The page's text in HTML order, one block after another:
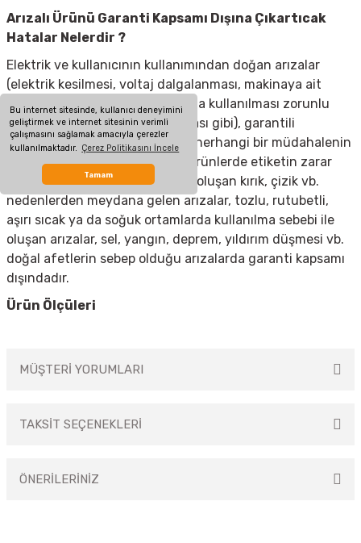
Bu internet sitesinde, kullanıcı deneyimini
geliştirmek ve internet sitesinin verimli
çalışmasını sağlamak amacıyla çerezler
kullanılmaktadır. Çerez Politikasını İncele
Tamam
Arızalı Ürünü Garanti Kapsamı Dışına Çıkartıcak
Hatalar Nelerdir ?
Elektrik ve kullanıcının kullanımından doğan arızalar
(elektrik kesilmesi, voltaj dalgalanması, makinaya ait
olmayan aksesuar takılması yada kullanılması zorunlu
olan aksesuarların kullanılmaması gibi), garantili
ürünlerde yetkili servis dışında herhangi bir müdahalenin
yapılması, garanti etiketi olan ürünlerde etiketin zarar
görmesi, cihazın dış yüzeyinde oluşan kırık, çizik vb.
nedenlerden meydana gelen arızalar, tozlu, rutubetli,
aşırı sıcak ya da soğuk ortamlarda kullanılma sebebi ile
oluşan arızalar, sel, yangın, deprem, yıldırım düşmesi vb.
doğal afetlerin sebep olduğu arızalarda garanti kapsamı
dışındadır.
Ürün Ölçüleri
MÜŞTERİ YORUMLARI
TAKSİT SEÇENEKLERİ
ÖNERİLERİNİZ